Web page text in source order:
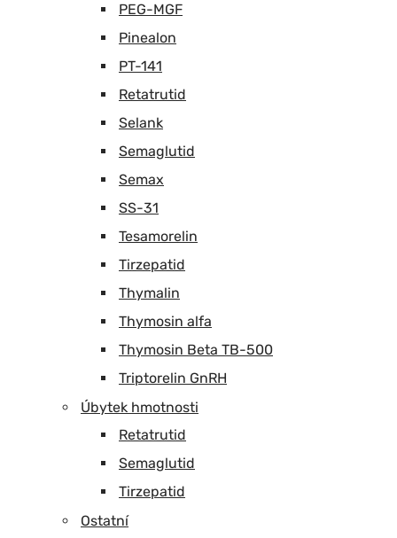
PEG-MGF
Pinealon
PT-141
Retatrutid
Selank
Semaglutid
Semax
SS-31
Tesamorelin
Tirzepatid
Thymalin
Thymosin alfa
Thymosin Beta TB-500
Triptorelin GnRH
Úbytek hmotnosti
Retatrutid
Semaglutid
Tirzepatid
Ostatní